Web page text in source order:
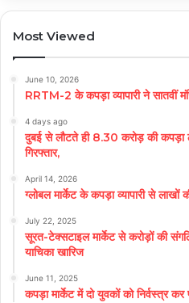
Most Viewed
June 10, 2026
RRTM-2 के कपड़ा व्यापारी ने सातवीं
4 days ago
दुबई से लौटते ही 8.30 करोड़ की कपड़ा
गिरफ्तार,
April 14, 2026
ग्लोबल मार्केट के कपड़ा व्यापारी से लाखों
July 22, 2025
सूरत-टेक्सटाइल मार्केट से करोड़ों की
याचिका खारिज
June 11, 2025
कपड़ा मार्केट में दो युवकों को निर्वस्त्र